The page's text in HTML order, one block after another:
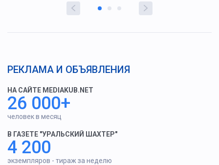
РЕКЛАМА И ОБЪЯВЛЕНИЯ
НА САЙТЕ MEDIAKUB.NET
26 000+
человек в месяц
В ГАЗЕТЕ "УРАЛЬСКИЙ ШАХТЕР"
4 200
экземпляров - тираж за неделю